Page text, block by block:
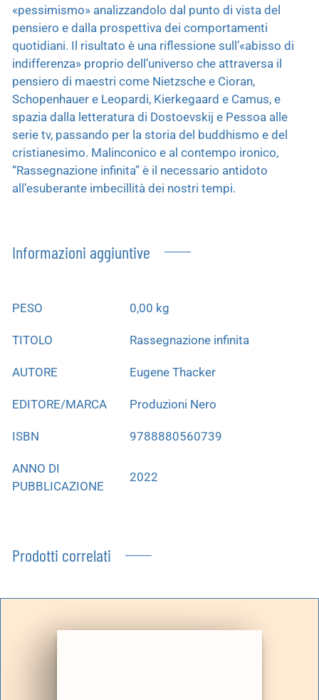
«pessimismo» analizzandolo dal punto di vista del
pensiero e dalla prospettiva dei comportamenti
quotidiani. Il risultato è una riflessione sull’«abisso di
indifferenza» proprio dell’universo che attraversa il
pensiero di maestri come Nietzsche e Cioran,
Schopenhauer e Leopardi, Kierkegaard e Camus, e
spazia dalla letteratura di Dostoevskij e Pessoa alle
serie tv, passando per la storia del buddhismo e del
cristianesimo. Malinconico e al contempo ironico,
“Rassegnazione infinita” è il necessario antidoto
all’esuberante imbecillità dei nostri tempi.
Informazioni aggiuntive
PESO 0,00 kg
TITOLO Rassegnazione infinita
AUTORE Eugene Thacker
EDITORE/MARCA Produzioni Nero
ISBN 9788880560739
ANNO DI
PUBBLICAZIONE
2022
Prodotti correlati